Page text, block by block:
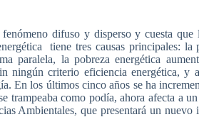
fenómeno difuso y dispersoycuesta que
tiene tres causas principales: la
paralela, lapobreza energética
ningún criterio eficiencia energética, y
. En los últimos cinco años se ha
trampeaba como podía,ahora afecta a un
Ambientales,que presentará unnuevo